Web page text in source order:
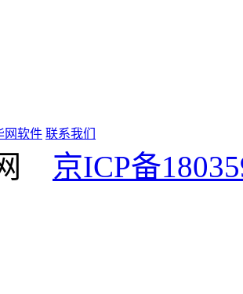
网软件 联系我们
京ICP备